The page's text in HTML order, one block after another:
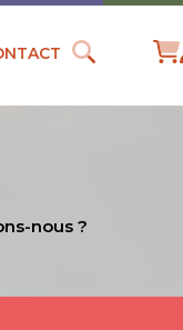
nous ?